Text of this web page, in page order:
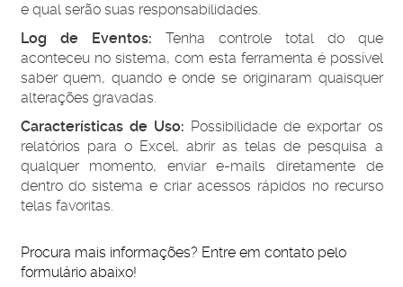
e qual serão suas responsabilidades.
Log de Eventos: Tenha controle total do que
aconteceu no sistema, com esta ferramenta é possível
saber quem, quando e onde se originaram quaisquer
alterações gravadas.
Características de Uso: Possibilidade de exportar os
relatórios para o Excel, abrir as telas de pesquisa a
qualquer momento, enviar e-mails diretamente de
dentro do sistema e criar acessos rápidos no recurso
telas favoritas.
Procura mais informações? Entre em contato pelo
formulário abaixo!